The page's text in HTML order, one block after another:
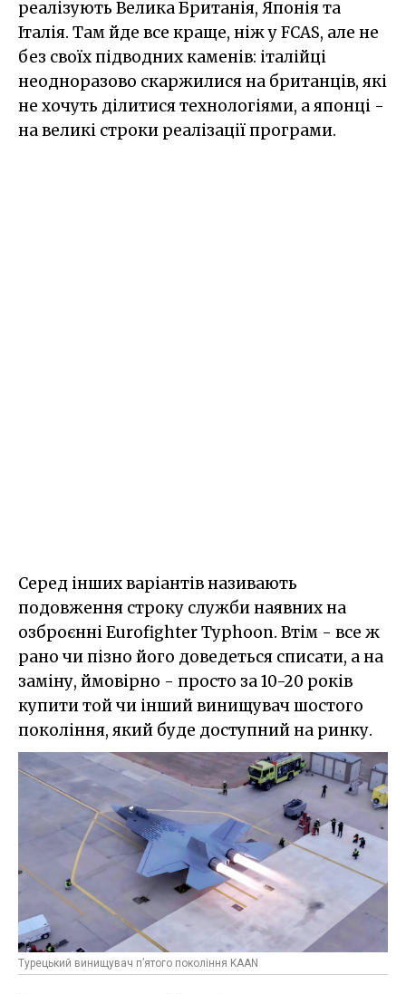
реалізують Велика Британія, Японія та
Італія. Там йде все краще, ніж у FCAS, але не
без своїх підводних каменів: італійці
неодноразово скаржилися на британців, які
не хочуть ділитися технологіями, а японці -
на великі строки реалізації програми.
Серед інших варіантів називають
подовження строку служби наявних на
озброєнні Eurofighter Typhoon. Втім - все ж
рано чи пізно його доведеться списати, а на
заміну, ймовірно - просто за 10-20 років
купити той чи інший винищувач шостого
покоління, який буде доступний на ринку.
Турецький винищувач п’ятого покоління KAAN